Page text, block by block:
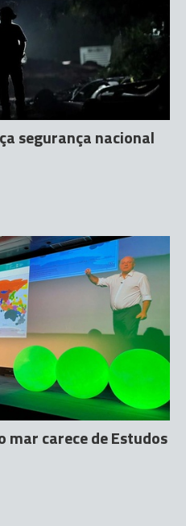
segurança nacional
mar carece de Estudos